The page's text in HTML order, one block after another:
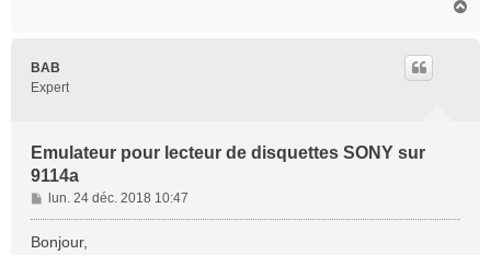
BAB
Expert
Emulateur pour lecteur de disquettes SONY sur
9114a
M
e
s
lun. 24 déc. 2018 10:47
Bonjour,